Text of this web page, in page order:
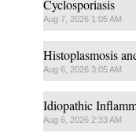
Cyclosporiasis
Aug 7, 2026 1:05 AM
Histoplasmosis
Aug 6, 2026 3:05 AM
Idiopathic
Aug 6, 2026 2:33 AM